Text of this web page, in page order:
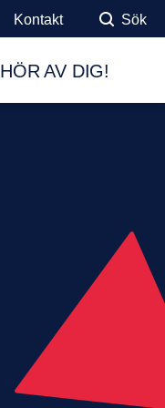
Kontakt Sök
HÖR AV DIG!